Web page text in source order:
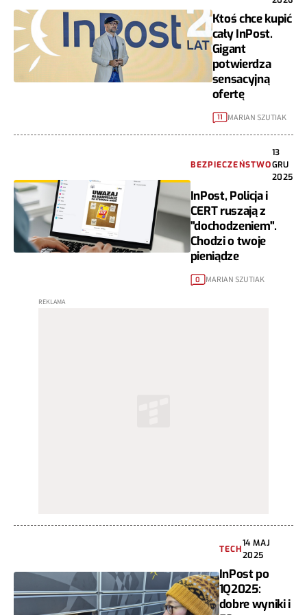
Ktoś chce kupić
cały InPost.
Gigant
potwierdza
sensacyjną
ofertę
11 MARIAN SZUTIAK
BEZPIECZEŃSTWO
13
GRU
2025
InPost, Policja i
CERT ruszają z
"dochodzeniem".
Chodzi o twoje
pieniądze
0 MARIAN SZUTIAK
TECH
14 MAJ
2025
InPost po
1Q2025:
dobre wyniki i